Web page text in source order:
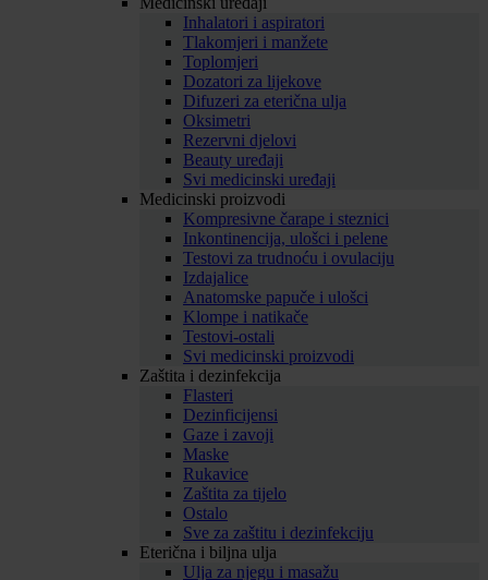
Inhalatori i aspiratori
Tlakomjeri i manžete
Toplomjeri
Dozatori za lijekove
Difuzeri za eterična ulja
Oksimetri
Rezervni djelovi
Beauty uređaji
Svi medicinski uređaji
Medicinski proizvodi
Kompresivne čarape i steznici
Inkontinencija, ulošci i pelene
Testovi za trudnoću i ovulaciju
Izdajalice
Anatomske papuče i ulošci
Klompe i natikače
Testovi-ostali
Svi medicinski proizvodi
Zaštita i dezinfekcija
Flasteri
Dezinficijensi
Gaze i zavoji
Maske
Rukavice
Zaštita za tijelo
Ostalo
Sve za zaštitu i dezinfekciju
Eterična i biljna ulja
Ulja za njegu i masažu